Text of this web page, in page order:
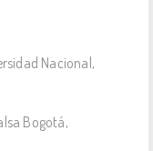
Nacional,
Bogotá,